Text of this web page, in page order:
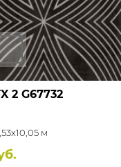
2G67732
м